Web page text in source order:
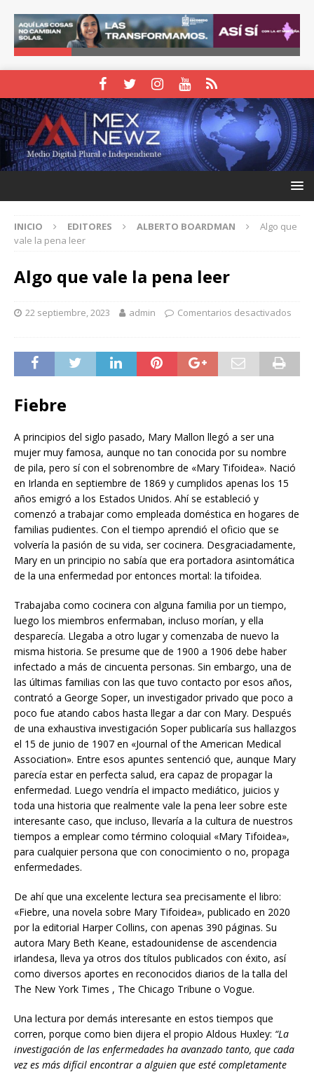
INICIO EDITORES ALBERTO BOARDMAN
Algo que
vale la pena leer
Algo que vale la pena leer
22 septiembre, 2023 admin Comentarios desactivados
Fiebre
A principios del siglo pasado, Mary Mallon llegó a ser una
mujer muy famosa, aunque no tan conocida por su nombre
de pila, pero sí con el sobrenombre de «Mary Tifoidea». Nació
en Irlanda en septiembre de 1869 y cumplidos apenas los 15
años emigró a los Estados Unidos. Ahí se estableció y
comenzó a trabajar como empleada doméstica en hogares de
familias pudientes. Con el tiempo aprendió el oficio que se
volvería la pasión de su vida, ser cocinera. Desgraciadamente,
Mary en un principio no sabía que era portadora asintomática
de la una enfermedad por entonces mortal: la tifoidea.
Trabajaba como cocinera con alguna familia por un tiempo,
luego los miembros enfermaban, incluso morían, y ella
desparecía. Llegaba a otro lugar y comenzaba de nuevo la
misma historia. Se presume que de 1900 a 1906 debe haber
infectado a más de cincuenta personas. Sin embargo, una de
las últimas familias con las que tuvo contacto por esos años,
contrató a George Soper, un investigador privado que poco a
poco fue atando cabos hasta llegar a dar con Mary. Después
de una exhaustiva investigación Soper publicaría sus hallazgos
el 15 de junio de 1907 en «Journal of the American Medical
Association». Entre esos apuntes sentenció que, aunque Mary
parecía estar en perfecta salud, era capaz de propagar la
enfermedad. Luego vendría el impacto mediático, juicios y
toda una historia que realmente vale la pena leer sobre este
interesante caso, que incluso, llevaría a la cultura de nuestros
tiempos a emplear como término coloquial «Mary Tifoidea»,
para cualquier persona que con conocimiento o no, propaga
enfermedades.
De ahí que una excelente lectura sea precisamente el libro:
«Fiebre, una novela sobre Mary Tifoidea», publicado en 2020
por la editorial Harper Collins, con apenas 390 páginas. Su
autora Mary Beth Keane, estadounidense de ascendencia
irlandesa, lleva ya otros dos títulos publicados con éxito, así
como diversos aportes en reconocidos diarios de la talla del
The New York Times , The Chicago Tribune o Vogue.
Una lectura por demás interesante en estos tiempos que
corren, porque como bien dijera el propio Aldous Huxley: “La
investigación de las enfermedades ha avanzado tanto, que cada
vez es más difícil encontrar a alguien que esté completamente